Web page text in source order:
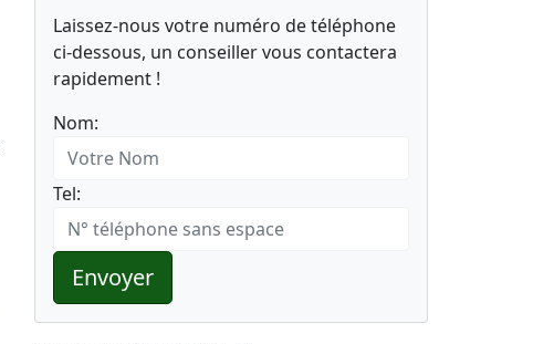
Laissez-nous votre numéro de téléphone
ci-dessous, un conseiller vous contactera
rapidement !
Nom:
Tel:
Envoyer